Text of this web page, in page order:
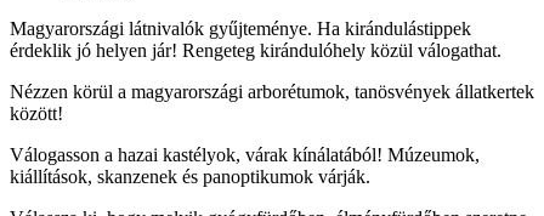
Magyarországi látnivalók gyűjteménye. Ha kirándulástippek
érdeklik jó helyen jár! Rengeteg kirándulóhely közül válogathat.
Nézzen körül a magyarországi arborétumok, tanösvények állatkertek
között!
Válogasson a hazai kastélyok, várak kínálatából! Múzeumok,
kiállítások, skanzenek és panoptikumok várják.